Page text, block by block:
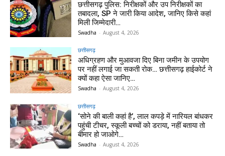
छत्तीसगढ़ पुलिस: निरीक्षकों और उप निरीक्षकों का
तबादला, SP ने जारी किया आदेश, जानिए किसे कहां
मिली जिम्मेदारी…
Swadha - August 4, 2026
छत्तीसगढ़
अधिग्रहण और मुआवजा दिए बिना जमीन के उपयोग
पर नहीं लगाई जा सकती रोक… छत्तीसगढ़ हाईकोर्ट ने
क्यों कहा ऐसा जानिए…
Swadha - August 4, 2026
छत्तीसगढ़
‘सोने की बाली कहां है’, लाल कपड़े में नारियल बांधकर
पहुंची टीचर, स्कूली बच्चों को डराया, नहीं बताया तो
बीमार हो जाओगे…
Swadha - August 4, 2026